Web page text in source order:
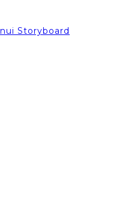
Storyboard